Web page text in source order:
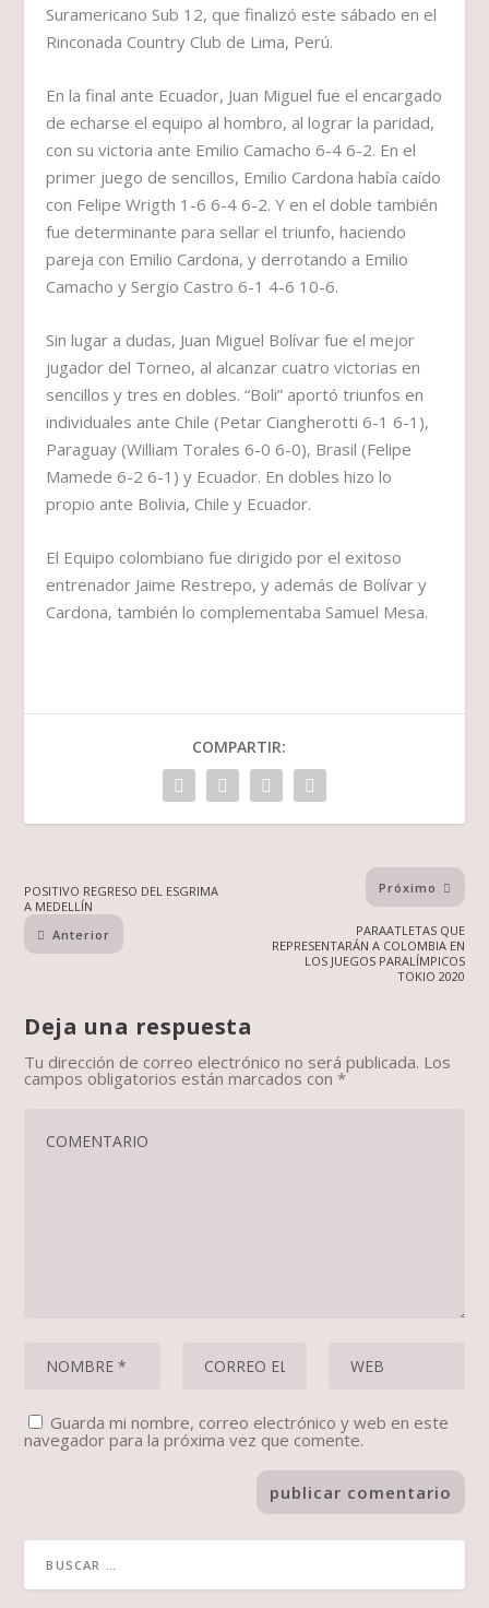
Suramericano Sub 12, que finalizó este sábado en el
Rinconada Country Club de Lima, Perú.
En la final ante Ecuador, Juan Miguel fue el encargado
de echarse el equipo al hombro, al lograr la paridad,
con su victoria ante Emilio Camacho 6-4 6-2. En el
primer juego de sencillos, Emilio Cardona había caído
con Felipe Wrigth 1-6 6-4 6-2. Y en el doble también
fue determinante para sellar el triunfo, haciendo
pareja con Emilio Cardona, y derrotando a Emilio
Camacho y Sergio Castro 6-1 4-6 10-6.
Sin lugar a dudas, Juan Miguel Bolívar fue el mejor
jugador del Torneo, al alcanzar cuatro victorias en
sencillos y tres en dobles. “Boli” aportó triunfos en
individuales ante Chile (Petar Ciangherotti 6-1 6-1),
Paraguay (William Torales 6-0 6-0), Brasil (Felipe
Mamede 6-2 6-1) y Ecuador. En dobles hizo lo
propio ante Bolivia, Chile y Ecuador.
El Equipo colombiano fue dirigido por el exitoso
entrenador Jaime Restrepo, y además de Bolívar y
Cardona, también lo complementaba Samuel Mesa.
COMPARTIR:
POSITIVO REGRESO DEL ESGRIMA
A MEDELLÍN
Anterior
Próximo
PARAATLETAS QUE
REPRESENTARÁN A COLOMBIA EN
LOS JUEGOS PARALÍMPICOS
TOKIO 2020
Deja una respuesta
Tu dirección de correo electrónico no será publicada. Los
campos obligatorios están marcados con*
Guarda mi nombre, correo electrónico y web en este
navegador para la próxima vez que comente.